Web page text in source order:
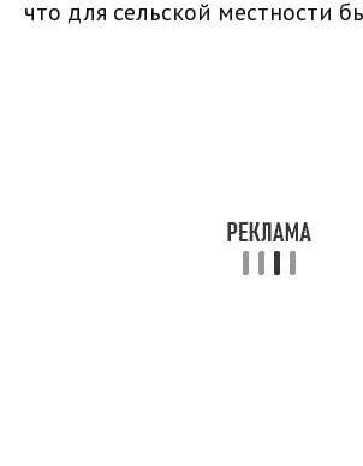
что для сельской местности